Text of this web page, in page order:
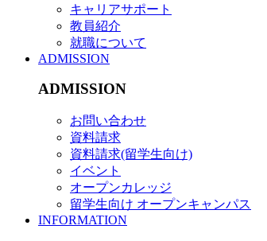
キャリアサポート
教員紹介
就職について
ADMISSION
ADMISSION
お問い合わせ
資料請求
資料請求(留学生向け)
イベント
オープンカレッジ
留学生向け オープンキャンパス
INFORMATION